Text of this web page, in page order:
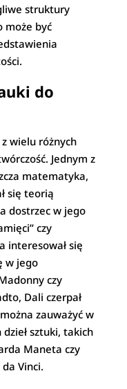
struktury
może być
do
wielu różnych
Jednym z
matematyka,
się teorią
dostrzec w jego
czy
interesował się
w jego
czy
Dali czerpał
zauważyć w
sztuki, takich
Maneta czy
Vinci.